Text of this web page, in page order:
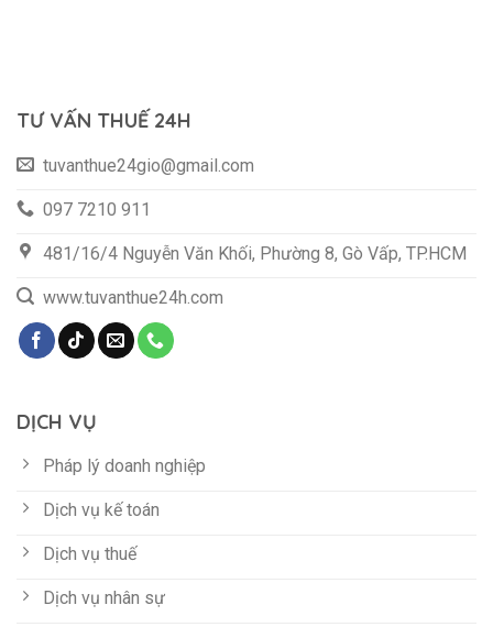
TƯ VẤN THUẾ 24H
tuvanthue24gio@gmail.com
097 7210 911
481/16/4 Nguyễn Văn Khối, Phường 8, Gò Vấp, TP.HCM
www.tuvanthue24h.com
DỊCH VỤ
Pháp lý doanh nghiệp
Dịch vụ kế toán
Dịch vụ thuế
Dịch vụ nhân sự